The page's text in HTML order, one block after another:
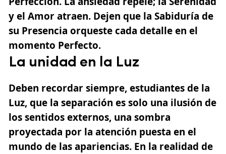
y el Amor atraen. Dejen que la Sabiduría de
su Presencia orqueste cada detalle en el
momento Perfecto.
La unidad en la Luz
Deben recordar siempre, estudiantes de la
Luz, que la separación es solo una ilusión de
los sentidos externos, una sombra
proyectada por la atención puesta en el
mundo de las apariencias. En la realidad de